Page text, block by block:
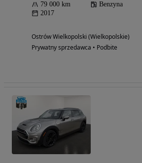
79 000 km Benzyna
2017
Ostrów Wielkopolski (Wielkopolskie)
Prywatny sprzedawca • Podbite